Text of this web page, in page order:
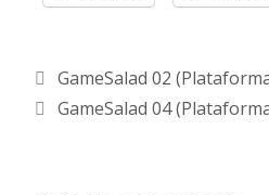
GameSalad 02
GameSalad 04